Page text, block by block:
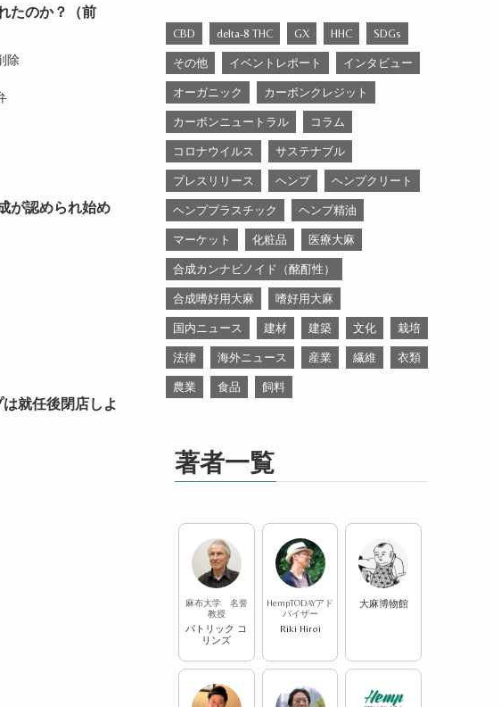
たのか？（前
除
が認められ始め
就任後閉店しよ
CBD delta-8 THC GX HHC SDGs
その他 イベントレポート インタビュー
オーガニック カーボンクレジット
カーボンニュートラル コラム
コロナウイルス サステナブル
プレスリリース ヘンプ ヘンプクリート
ヘンププラスチック ヘンプ精油
マーケット 化粧品 医療大麻
合成カンナビノイド（酩酊性）
合成嗜好用大麻 嗜好用大麻
国内ニュース 建材 建築 文化 栽培
法律 海外ニュース 産業 繊維 衣類
農業 食品 飼料
著者一覧
麻布大学 名誉
教授
パトリック コ
リンズ
HempTODAYアド
バイザー
Riki Hiroi
大麻博物館